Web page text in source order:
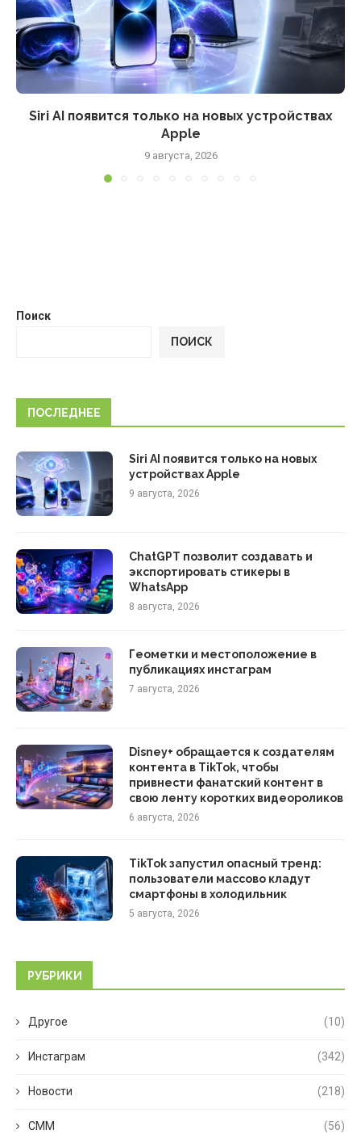
Siri AI появится только на новых устройствах
Apple
9 августа, 2026
Поиск
ПОИСК
ПОСЛЕДНЕЕ
Siri AI появится только на новых
устройствах Apple
9 августа, 2026
ChatGPT позволит создавать и
экспортировать стикеры в
WhatsApp
8 августа, 2026
Геометки и местоположение в
публикациях инстаграм
7 августа, 2026
Disney+ обращается к создателям
контента в TikTok, чтобы
привнести фанатский контент в
свою ленту коротких видеороликов
6 августа, 2026
TikTok запустил опасный тренд:
пользователи массово кладут
смартфоны в холодильник
5 августа, 2026
РУБРИКИ
Другое (10)
Инстаграм (342)
Новости (218)
СММ (56)